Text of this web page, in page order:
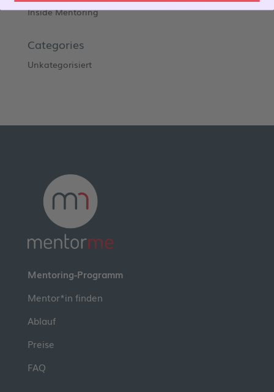
Inside Mentoring
Categories
Unkategorisiert
Mentoring-Programm
Mentor*in finden
Ablauf
Preise
FAQ